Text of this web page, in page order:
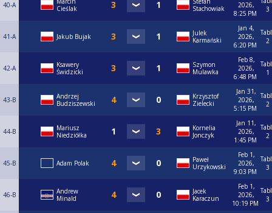
40-A
Cieślak
Stachowiak
2026,
8:25 PM
3
41-A Jakub Bujak
Julek
Karmański
Jan 4,
2026,
6:20 PM
2
42-A
Ksawery
Świdzicki
Szymon
Mulawka
Feb 8,
2026,
6:48 PM
1
43-B
Andrzej
Budziszewski
Krzysztof
Zielecki
Jan 31,
2026,
5:15 PM
2
44-B
Mariusz
Niedziółka
Kornelia
Jonczyk
Jan 11,
2026,
1:45 PM
2
45-B Adam Polak
Paweł
Urzykowski
Feb 1,
2026,
9:03 PM
3
46-B
Andrew
Minald
Jacek
Karaczun
Feb 1,
2026,
10:19 PM
3